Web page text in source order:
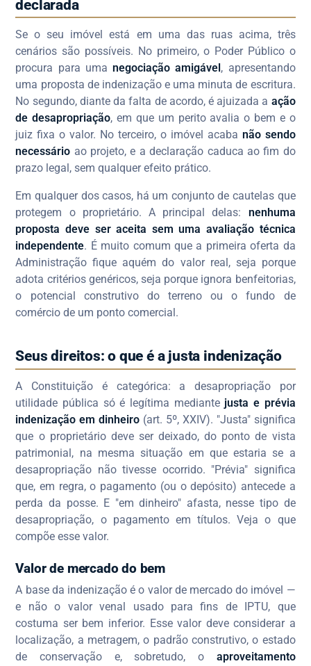
declarada
Se o seu imóvel está em uma das ruas acima, três
cenários são possíveis. No primeiro, o Poder Público o
procura para umanegociação amigável , apresentando
uma proposta de indenização e uma minuta de escritura.
No segundo, diante da falta de acordo, é ajuizada a ação
de desapropriação, em que um perito avalia o bem e o
juiz fixa o valor. No terceiro, o imóvel acaba não sendo
necessário ao projeto, e a declaração caduca ao fim do
prazo legal, sem qualquer efeito prático.
Em qualquer dos casos, há um conjunto de cautelas que
protegem o proprietário. A principal delas: nenhuma
proposta deve ser aceita sem uma avaliação técnica
independente. É muito comum que a primeira oferta da
Administração fique aquém do valor real, seja porque
adota critérios genéricos, seja porque ignora benfeitorias,
o potencial construtivo do terreno ou o fundo de
comércio de um ponto comercial.
Seus direitos: o que é a justa indenização
A Constituição é categórica: a desapropriação por
utilidade pública só é legítima mediante justa e prévia
indenização em dinheiro (art. 5º, XXIV). "Justa" significa
que o proprietário deve ser deixado, do ponto de vista
patrimonial, na mesma situação em que estaria se a
desapropriação não tivesse ocorrido. "Prévia" significa
que, em regra, o pagamento (ou o depósito) antecede a
perda da posse. E "em dinheiro" afasta, nesse tipo de
desapropriação, o pagamento em títulos. Veja o que
compõe esse valor.
Valor de mercado do bem
A base da indenização é o valor de mercado do imóvel —
e não o valor venal usado para fins de IPTU, que
costuma ser bem inferior. Esse valor deve considerar a
localização, a metragem, o padrão construtivo, o estado
de conservação e, sobretudo, o aproveitamento